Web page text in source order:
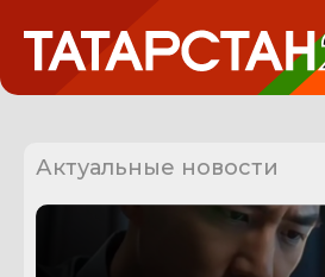
Актуальные новости